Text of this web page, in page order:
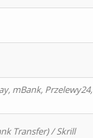
mBank, Przelewy24,
Transfer) / Skrill